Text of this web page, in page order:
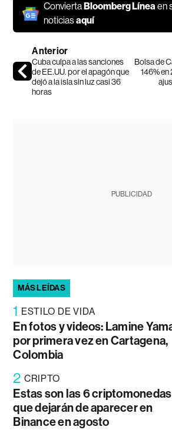
ConviertaBloomberg Líneaen
noticiasaquí
Anterior
Cuba culpa a las sanciones
de EE.UU. por el apagón que
dejó a la isla sin luz casi 36
horas
Bolsa de
146%
PUBLICIDAD
MÁS LEÍDAS
1 ESTILO DE VIDA
En fotos y videos: Lamine
por primera vez en Cartagena,
Colombia
2 CRIPTO
Estas son las 6 criptomonedas
que dejarán de aparecer en
Binance en agosto